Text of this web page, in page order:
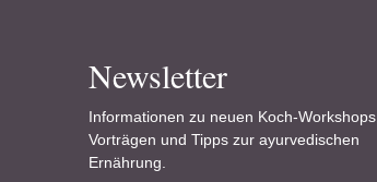
Newsletter
Informationen zu neuen Koch-Workshops,
Vorträgen und Tipps zur ayurvedischen
Ernährung.